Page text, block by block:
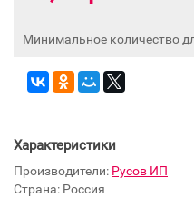
Минимальное количество
Характеристики
Производители: Русов ИП
Страна: Россия